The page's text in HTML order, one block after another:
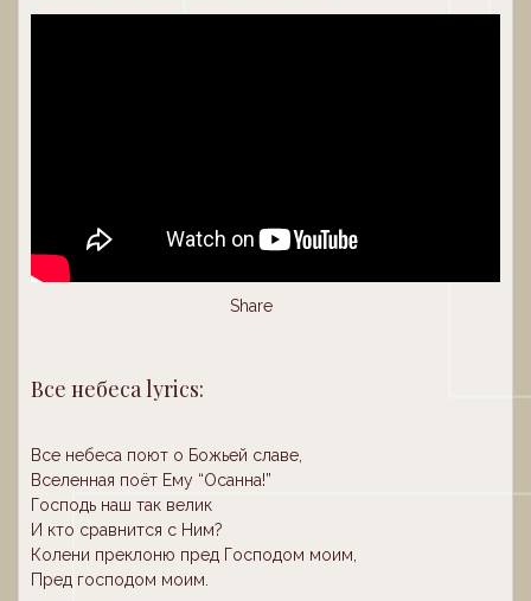
Share
Все небеса lyrics:
Все небеса поют о Божьей славе,
Вселенная поёт Ему “Осанна!”
Господь наш так велик
И кто сравнится с Ним?
Колени преклоню пред Господом моим,
Пред господом моим.